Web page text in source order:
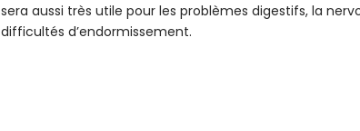
sera aussi très utile pour les problèmes digestifs, la
difficultés d’endormissement.